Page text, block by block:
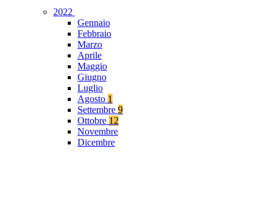
2022
Gennaio
Febbraio
Marzo
Aprile
Maggio
Giugno
Luglio
Agosto 1
Settembre 9
Ottobre 12
Novembre
Dicembre